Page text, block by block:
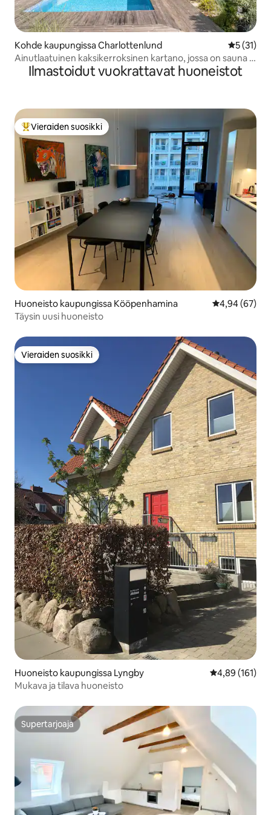
Kohde kaupungissa Charlottenlund
5 (31)
Ainutlaatuinen kaksikerroksinen kartano, jossa on sauna ja
uima-allas
Ilmastoidut vuokrattavat huoneistot
Vieraiden suosikkien parhaimmistoa
Vieraiden suosikki
Huoneisto kaupungissa Kööpenhamina
4,94 (67)
Täysin uusi huoneisto
Vieraiden suosikki
Vieraiden suosikki
Huoneisto kaupungissa Lyngby
4,89 (161)
Mukava ja tilava huoneisto
Supertarjoaja
Supertarjoaja